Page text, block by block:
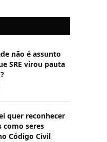
não é assunto
SRE virou pauta
quer reconhecer
como seres
Código Civil